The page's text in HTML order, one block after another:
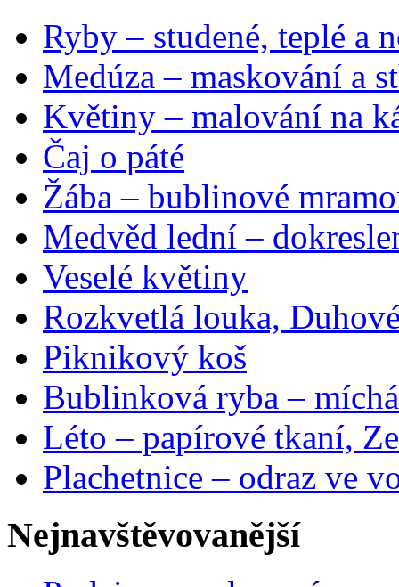
Ryby – studené, teplé a
Medúza – maskování a
Květiny – malování na
Čaj o páté
Žába – bublinové
Medvěd lední –
Veselé květiny
Rozkvetlá louka,
Piknikový koš
Bublinková ryba –
Léto – papírové tkaní,
Plachetnice – odraz ve
Nejnavštěvovanější